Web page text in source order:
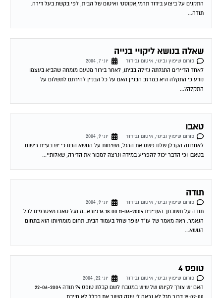
התקנים על ביצוע בידוד תרמי,אקוסטי ואיטום של הבית, לפי בקשת בעל דירה.
תודה...
שאלה בנושא ליקויי בנייה
פורום שיפוץ ובינוי, איטום ובידוד
יוני 7, 2004
לאחד הדיירים התגלתה נזילה בביתו, לאחר בירור מטעם מומחה שהביא בעצמו
נודע כי התקלה היא במרזב הבניין האם על כל הבניין להירתם לתשלום על
התקלה?...
טאבו
פורום שיפוץ ובינוי, איטום ובידוד
יוני 9, 2004
לאחרונה הקבלן שלנו פשט את הרגל, משיחות על הנושא הבנו כי יש בעיית רישום
בטאבו וכי הדבר יכול להפריע במידה ונרצה למכור את הדירה, שאלותיי...
תודה
פורום שיפוץ ובינוי, איטום ובידוד
יוני 9, 2004
תודה על תשובתך העניינית 11-06-2004 16:18:00 גיורא_מ מגל טאבו מצטרפים לכל
הנאמר. ראה מאמר של עו"ד עופר שחל בעמוד הבית. תחום מומחיותו הוא בתחום
הנושא...
טופס 4
פורום שיפוץ ובינוי, איטום ובידוד
יוני 22, 2004
האם יש צורך לקיומו של שיש במטבח לשם קבלת טופס 4? תודה 22-06-2004
19:02:00 דרור מגל לא נראה לי שזה קשור את בכלל לא חייבת...